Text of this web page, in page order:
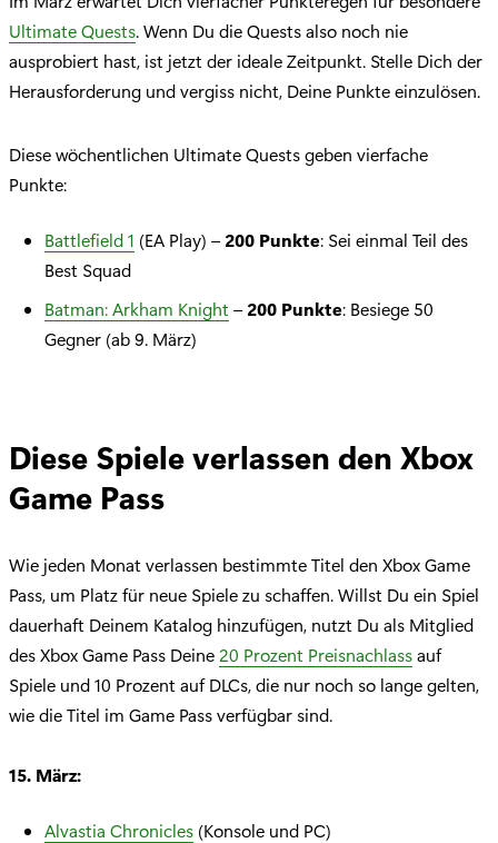
Ultimate Quests. Wenn Du die Quests also noch nie
ausprobiert hast, ist jetzt der ideale Zeitpunkt. Stelle Dich der
Herausforderung und vergiss nicht, Deine Punkte einzulösen.
Diese wöchentlichen Ultimate Quests geben vierfache
Punkte:
Battlefield 1 (EA Play) –200 Punkte: Sei einmal Teil des
Best Squad
Batman: Arkham Knight –200 Punkte: Besiege 50
Gegner (ab 9. März)
Diese Spiele verlassen den Xbox
Game Pass
Wie jeden Monat verlassen bestimmte Titel den Xbox Game
Pass, um Platz für neue Spiele zu schaffen. Willst Du ein Spiel
dauerhaft Deinem Katalog hinzufügen, nutzt Du als Mitglied
des Xbox Game Pass Deine 20 Prozent Preisnachlassauf
Spiele und 10 Prozent auf DLCs, die nur noch so lange gelten,
wie die Titel im Game Pass verfügbar sind.
15. März:
Alvastia Chronicles (Konsole und PC)